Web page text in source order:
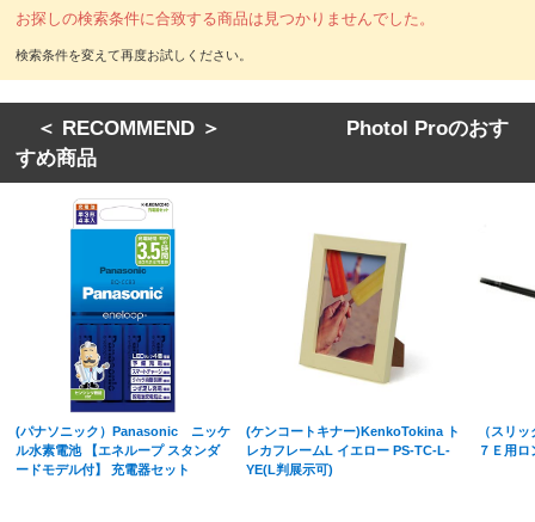
お探しの検索条件に合致する商品は見つかりませんでした。
＜ RECOMMEND ＞ Photol Proのおす
すめ商品
(パナソニック）Panasonic ニッケ
ル水素電池 【エネループ スタンダ
ードモデル付】 充電器セット
(ケンコートキナー)KenkoTokina ト
レカフレームL イエロー PS-TC-L-
YE(L判展示可)
（スリ
７Ｅ用